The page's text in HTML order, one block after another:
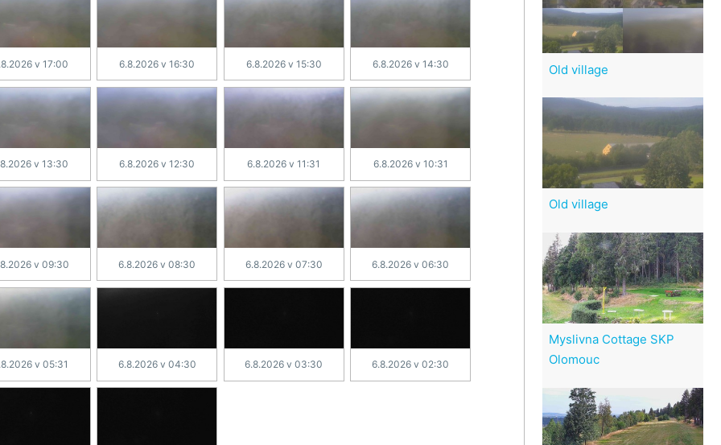
v 17:00 6.8.2026 v 16:30 6.8.2026 v 15:30 6.8.2026 v 14:30
v 13:30 6.8.2026 v 12:30 6.8.2026 v 11:31 6.8.2026 v 10:31
v 09:30 6.8.2026 v 08:30 6.8.2026 v 07:30 6.8.2026 v 06:30
v 05:31 6.8.2026 v 04:30 6.8.2026 v 03:30 6.8.2026 v 02:30
Old village
Old village
Myslivna Cottage SKP
Olomouc